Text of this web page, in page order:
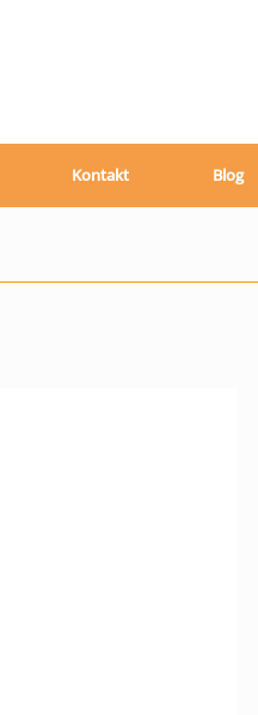
Kontakt Blog